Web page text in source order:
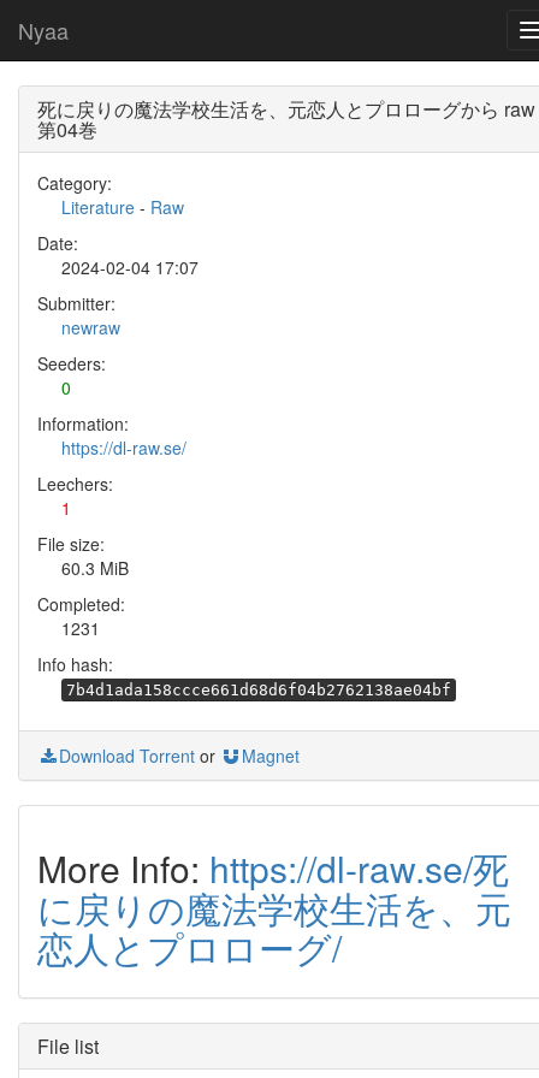
Nyaa
死に戻りの魔法学校生活を、元恋人とプロローグから raw
第04巻
Category:
Literature - Raw
Date:
2024-02-04 17:07
Submitter:
newraw
Seeders:
0
Information:
https://dl-raw.se/
Leechers:
1
File size:
60.3 MiB
Completed:
1231
Info hash:
7b4d1ada158ccce661d68d6f04b2762138ae04bf
Download Torrent or Magnet
More Info: https://dl-raw.se/死
に戻りの魔法学校生活を、元
恋人とプロローグ/
File list